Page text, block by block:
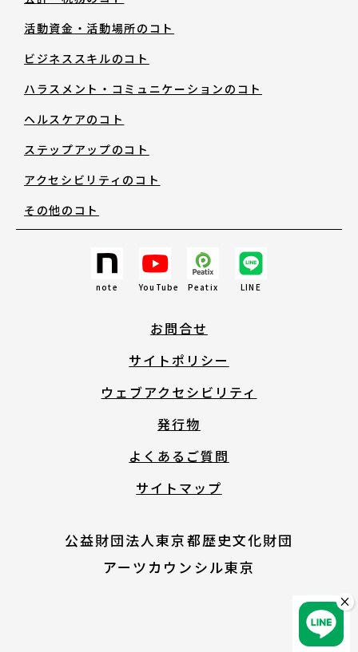
アートノトについて
MESSAGE
アートノトについて
活動資金・活動場所のコト
ビジネススキルのコト
ハラスメント・コミュニケーションのコト
ヘルスケアのコト
ステップアップのコト
アクセシビリティのコト
その他のコト
note YouTube Peatix LINE
お問合せ
サイトポリシー
ウェブアクセシビリティ
発行物
よくあるご質問
サイトマップ
公益財団法人東京都歴史文化財団
アーツカウンシル東京
×